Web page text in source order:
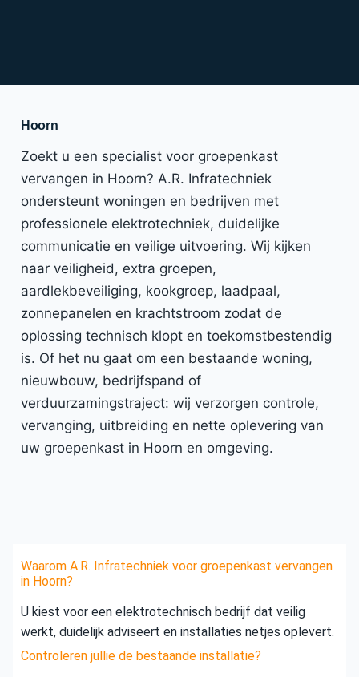
Hoorn
Zoekt u een specialist voor groepenkast
vervangen in Hoorn? A.R. Infratechniek
ondersteunt woningen en bedrijven met
professionele elektrotechniek, duidelijke
communicatie en veilige uitvoering. Wij kijken
naar veiligheid, extra groepen,
aardlekbeveiliging, kookgroep, laadpaal,
zonnepanelen en krachtstroom zodat de
oplossing technisch klopt en toekomstbestendig
is. Of het nu gaat om een bestaande woning,
nieuwbouw, bedrijfspand of
verduurzamingstraject: wij verzorgen controle,
vervanging, uitbreiding en nette oplevering van
uw groepenkast in Hoorn en omgeving.
Waarom A.R. Infratechniek voor groepenkast vervangen
in Hoorn?
U kiest voor een elektrotechnisch bedrijf dat veilig
werkt, duidelijk adviseert en installaties netjes oplevert.
Controleren jullie de bestaande installatie?